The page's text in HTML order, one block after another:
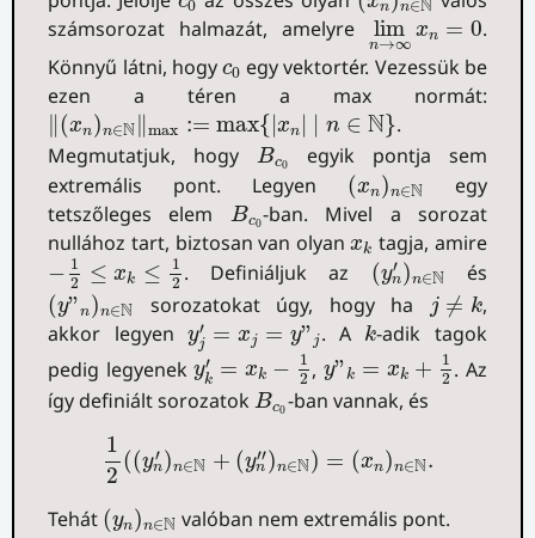
0 n n∈N
számsorozat halmazát, amelyre
lim
n→∞
xn = 0
limn→ ∞ n=.
Könnyű látni, hogy c0
c0 egy vektortér. Vezessük be
ezen a téren a max normát:
(xn)n∈N ∥max := max{ xn n ∈ N}
‖(xn) ∈N max :=max{| x n|∣n∈N .
Megmutatjuk, hogy
Bc0
Bc 0 egyik pontja sem
extremális pont. Legyen (xn)n∈N
(xn)n∈N egy
tetszőleges elem
Bc0
Bc0-ban. Mivel a sorozat
nullához tart, biztosan van olyanxk
xk tagja, amire
− 1
2
≤ xk ≤
1
2
−12≤xk≤12 . Definiáljuk az (y′
n)n∈N
(yn′)n ∈
és
(y”n)n∈N
(y”n )n ∈Nsorozatokat úgy, hogy ha j ≠ k
j≠ k
,
akkor legyeny′
j = xj = y” j
yj′ x j= j . A k
k-adik tagok
pedig legyenek y′
k = xk −
1
2
yk k 2 , y”k = xk +
1
2
y” 2
. Az
így definiált sorozatokBc0
Bc -ban vannak, és
1
2
((y′
n)n∈N + (y′′
n )n∈N) = (xn)n∈N.
1
Tehát (yn)n∈N
(yn) N
valóban nem extremális pont.